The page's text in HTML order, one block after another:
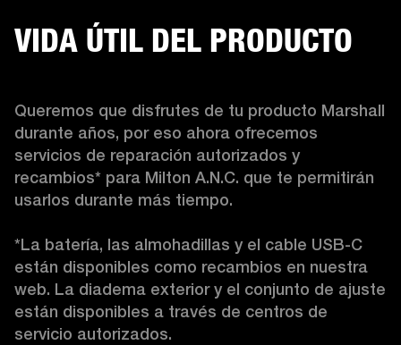
VIDA ÚTIL DEL PRODUCTO
Queremos que disfrutes de tu producto Marshall
durante años, por eso ahora ofrecemos
servicios de reparación autorizados y
recambios* para Milton A.N.C. que te permitirán
usarlos durante más tiempo.
*La batería, las almohadillas y el cable USB-C
están disponibles como recambios en nuestra
web. La diadema exterior y el conjunto de ajuste
están disponibles a través de centros de
servicio autorizados.